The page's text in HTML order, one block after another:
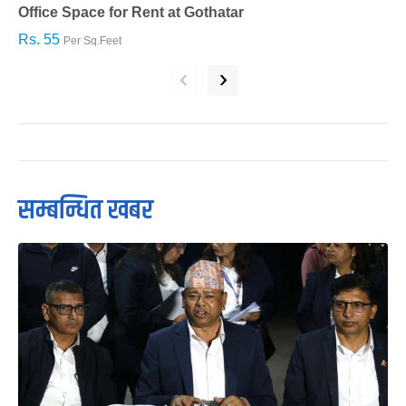
Office Space for Rent at Gothatar
Rs. 55 Per Sq.Feet
‹ ›
सम्बन्धित खबर